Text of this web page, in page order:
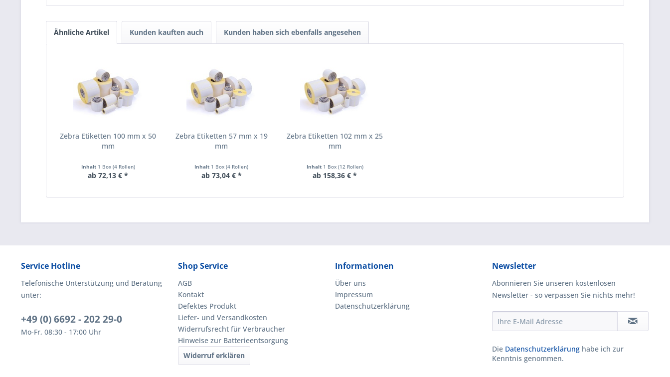
Ähnliche Artikel Kunden kauften auch Kunden haben sich ebenfalls angesehen
Zebra Etiketten 100 mm x 50
mm
Inhalt 1 Box (4 Rollen)
ab 72,13 € *
Zebra Etiketten 57 mm x 19
mm
Inhalt 1 Box (4 Rollen)
ab 73,04 € *
Zebra Etiketten 102 mm x 25
mm
Inhalt 1 Box (12 Rollen)
ab 158,36 € *
Service Hotline
Telefonische Unterstützung und Beratung
unter:
+49 (0) 6692 - 202 29-0
Mo-Fr, 08:30 - 17:00 Uhr
Shop Service
AGB
Kontakt
Defektes Produkt
Liefer- und Versandkosten
Widerrufsrecht für Verbraucher
Hinweise zur Batterieentsorgung
Widerruf erklären
Informationen
Über uns
Impressum
Datenschutzerklärung
Newsletter
Abonnieren Sie unseren kostenlosen
Newsletter - so verpassen Sie nichts mehr!
Die Datenschutzerklärung habe ich zur
Kenntnis genommen.